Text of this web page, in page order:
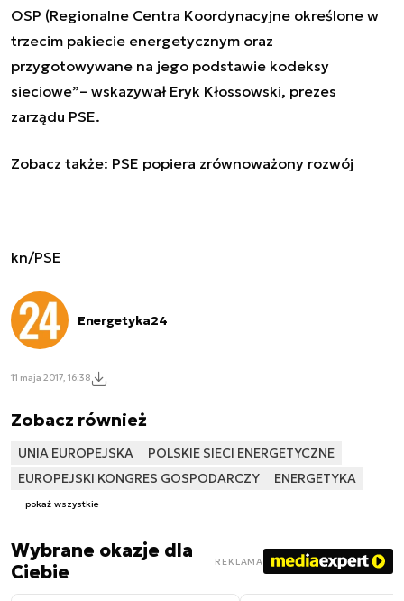
OSP (Regionalne Centra Koordynacyjne określone w
trzecim pakiecie energetycznym oraz
przygotowywane na jego podstawie kodeksy
sieciowe”– wskazywał Eryk Kłossowski, prezes
zarządu PSE.
Zobacz także: PSE popiera zrównoważony rozwój
kn/PSE
Energetyka24
11 maja 2017, 16:38
Zobacz również
UNIA EUROPEJSKA
POLSKIE SIECI ENERGETYCZNE
EUROPEJSKI KONGRES GOSPODARCZY
ENERGETYKA
pokaż wszystkie
Wybrane okazje dla
Ciebie
REKLAMA